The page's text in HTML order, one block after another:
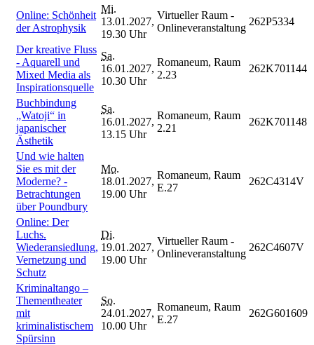
Online: Schönheit
der Astrophysik
Mi.
13.01.2027,
19.30 Uhr
Virtueller Raum -
Onlineveranstaltung
262P5334
Der kreative Fluss
- Aquarell und
Mixed Media als
Inspirationsquelle
Sa.
16.01.2027,
10.30 Uhr
Romaneum, Raum
2.23
262K701144
Buchbindung
„Watoji“ in
japanischer
Ästhetik
Sa.
16.01.2027,
13.15 Uhr
Romaneum, Raum
2.21
262K701148
Und wie halten
Sie es mit der
Moderne? -
Betrachtungen
über Poundbury
Mo.
18.01.2027,
19.00 Uhr
Romaneum, Raum
E.27
262C4314V
Online: Der
Luchs.
Wiederansiedlung,
Vernetzung und
Schutz
Di.
19.01.2027,
19.00 Uhr
Virtueller Raum -
Onlineveranstaltung
262C4607V
Kriminaltango –
Thementheater
mit
kriminalistischem
Spürsinn
So.
24.01.2027,
10.00 Uhr
Romaneum, Raum
E.27
262G601609